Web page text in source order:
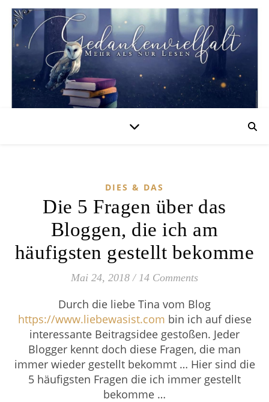
DIES & DAS
Die 5 Fragen über das
Bloggen, die ich am
häufigsten gestellt bekomme
Mai 24, 2018 / 14 Comments
Durch die liebe Tina vom Blog
https://www.liebewasist.com bin ich auf diese
interessante Beitragsidee gestoßen. Jeder
Blogger kennt doch diese Fragen, die man
immer wieder gestellt bekommt … Hier sind die
5 häufigsten Fragen die ich immer gestellt
bekomme …